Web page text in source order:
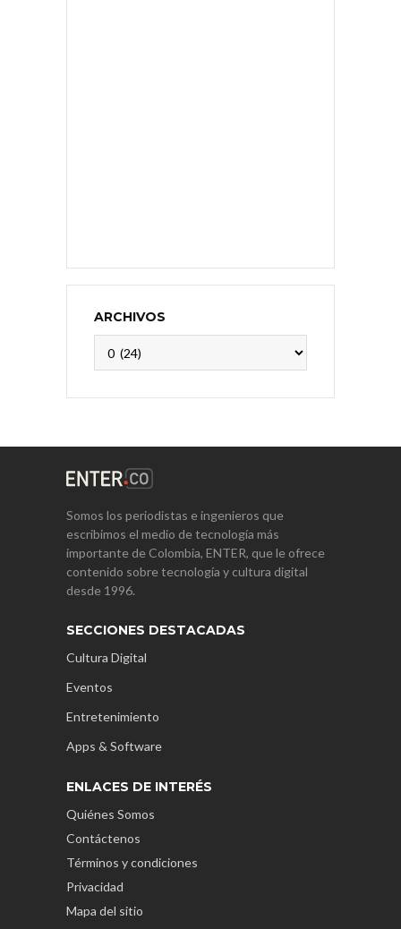
ARCHIVOS
Somos los periodistas e ingenieros que
escribimos el medio de tecnología más
importante de Colombia, ENTER, que le ofrece
contenido sobre tecnología y cultura digital
desde 1996.
SECCIONES DESTACADAS
Cultura Digital
Eventos
Entretenimiento
Apps & Software
ENLACES DE INTERÉS
Quiénes Somos
Contáctenos
Términos y condiciones
Privacidad
Mapa del sitio